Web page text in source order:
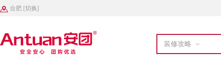
合肥 [切换]
装修攻略